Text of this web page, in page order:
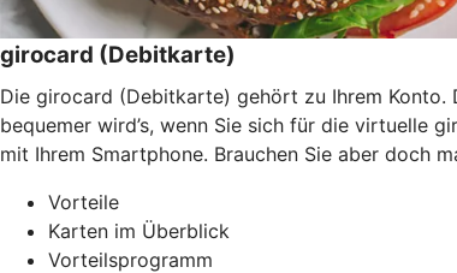
girocard (Debitkarte)
Die girocard (Debitkarte) gehört zu Ihrem Konto.
bequemer wird’s, wenn Sie sich für die virtuelle
mit Ihrem Smartphone. Brauchen Sie aber doch
Vorteile
Karten im Überblick
Vorteilsprogramm